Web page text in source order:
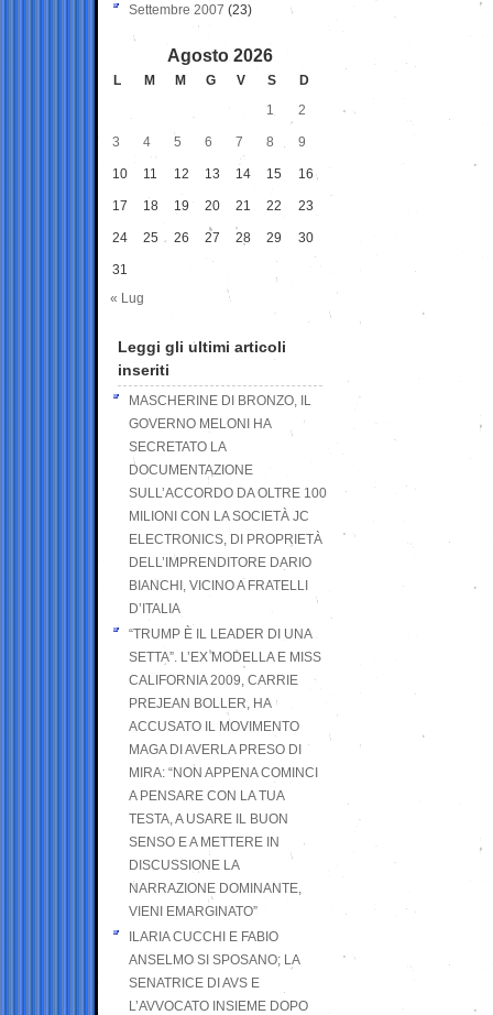
Settembre 2007 (23)
Agosto 2026
L M M G V S
D
1
2
3 4 5 6 7 8 9
10 11 12 13 14 15 16
17 18 19 20 21 22 23
24 25 26 27 28 29 30
31
« Lug
Leggi gli ultimi articoli
inseriti
MASCHERINE DI BRONZO, IL
GOVERNO MELONI HA
SECRETATO LA
DOCUMENTAZIONE
SULL’ACCORDO DA OLTRE 100
MILIONI CON LA SOCIETÀ JC
ELECTRONICS, DI PROPRIETÀ
DELL’IMPRENDITORE DARIO
BIANCHI, VICINO A FRATELLI
D’ITALIA
“TRUMP È IL LEADER DI UNA
SETTA”. L’EX MODELLA E MISS
CALIFORNIA 2009, CARRIE
PREJEAN BOLLER, HA
ACCUSATO IL MOVIMENTO
MAGA DI AVERLA PRESO DI
MIRA: “NON APPENA COMINCI
A PENSARE CON LA TUA
TESTA, A USARE IL BUON
SENSO E A METTERE IN
DISCUSSIONE LA
NARRAZIONE DOMINANTE,
VIENI EMARGINATO”
ILARIA CUCCHI E FABIO
ANSELMO SI SPOSANO; LA
SENATRICE DI AVS E
L’AVVOCATO INSIEME DOPO